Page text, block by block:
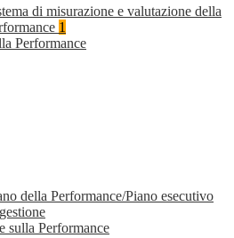
di misurazione e valutazione della
1
Performance
della Performance/Piano esecutivo
sulla Performance